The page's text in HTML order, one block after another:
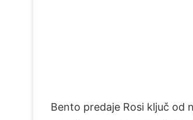
Bento predaje Rosi ključ od